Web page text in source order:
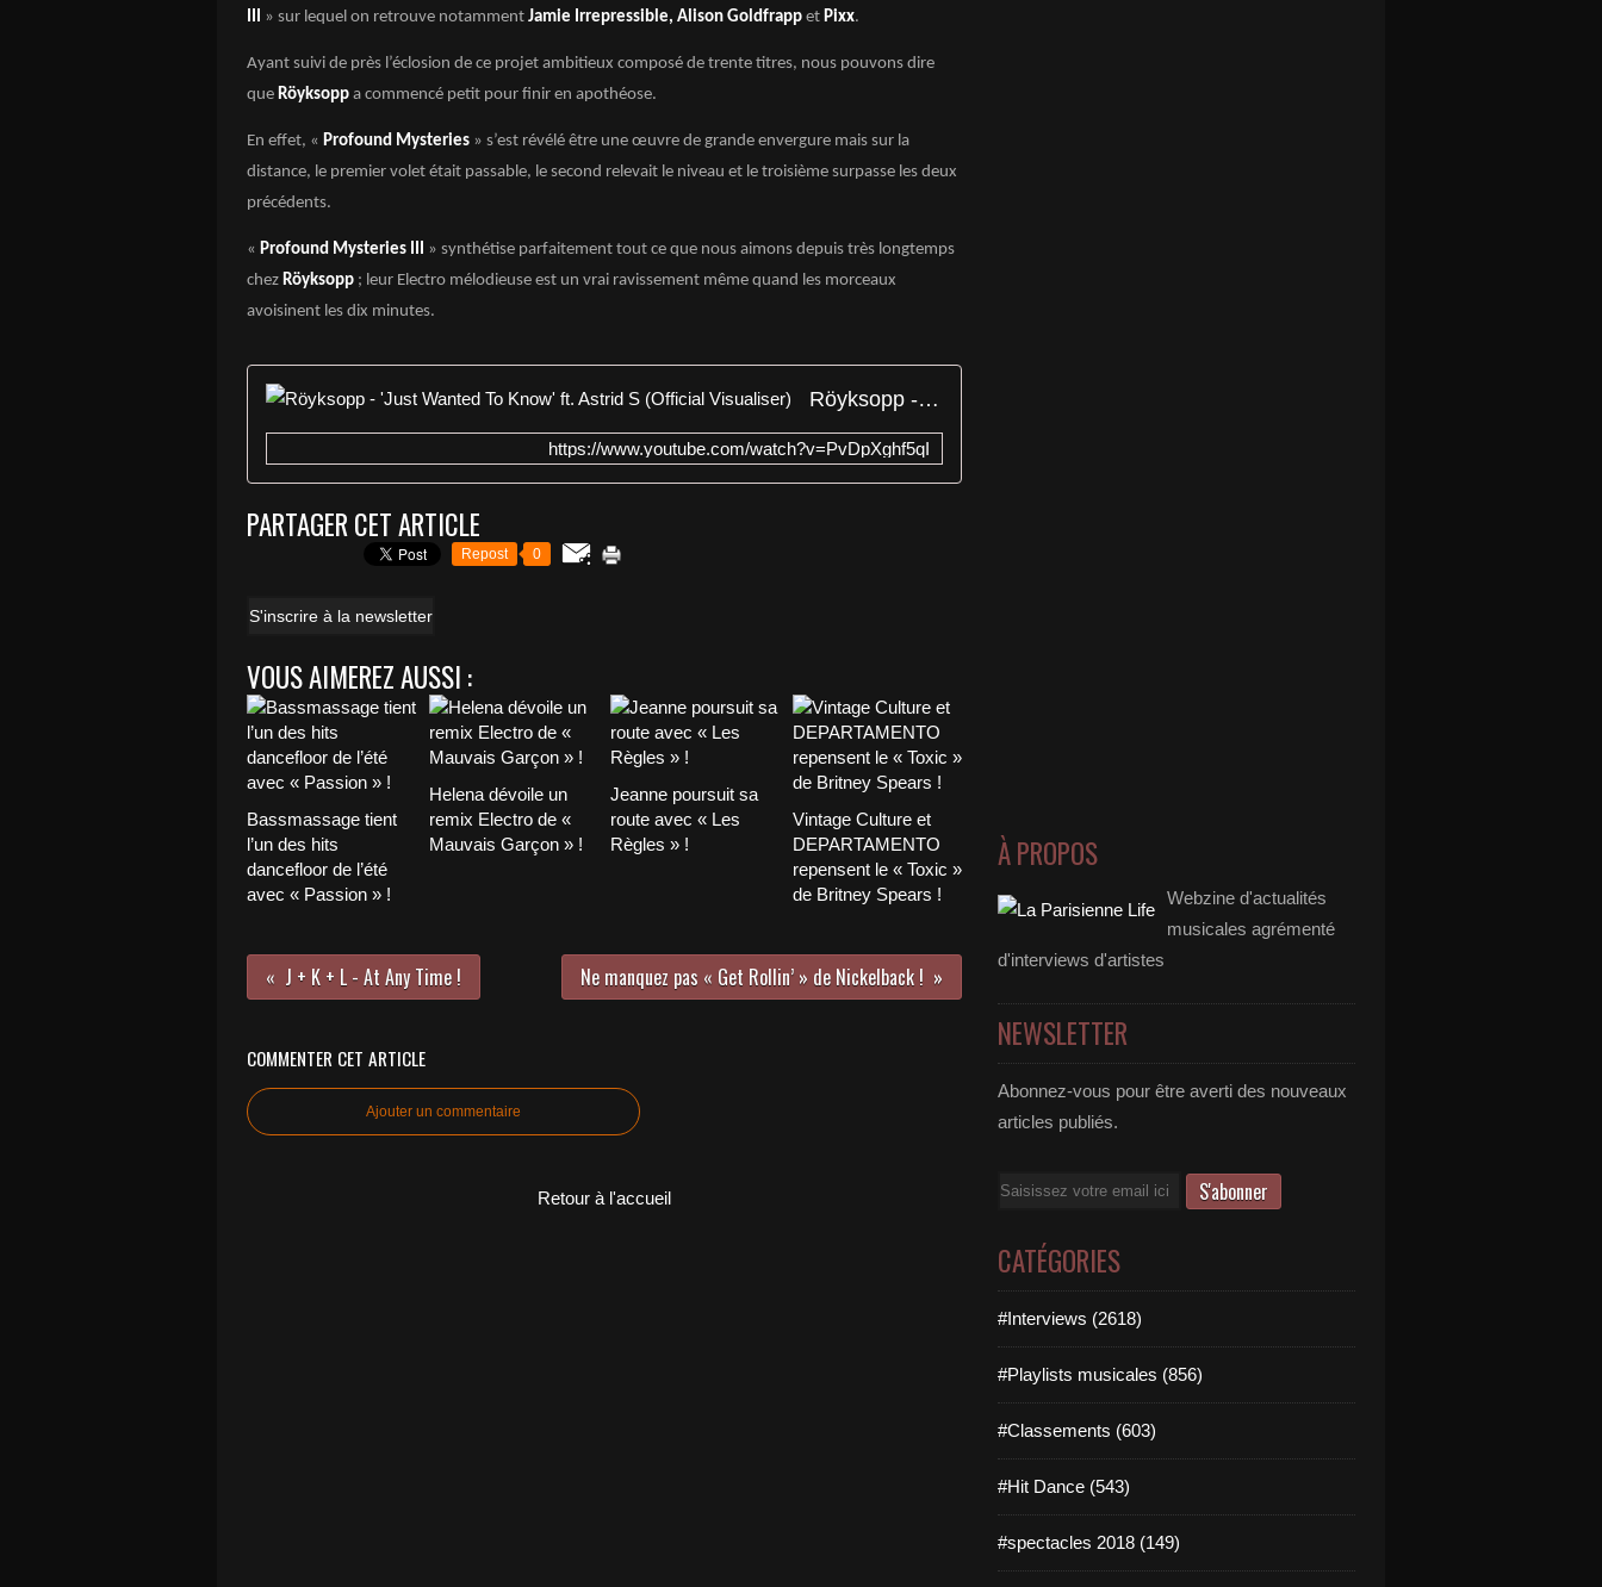
III » sur lequel on retrouve notamment Jamie Irrepressible, Alison Goldfrapp et Pixx.
Ayant suivi de près l’éclosion de ce projet ambitieux composé de trente titres, nous pouvons dire
que Röyksopp a commencé petit pour finir en apothéose.
En effet, « Profound Mysteries » s’est révélé être une œuvre de grande envergure mais sur la
distance, le premier volet était passable, le second relevait le niveau et le troisième surpasse les deux
précédents.
« Profound Mysteries III » synthétise parfaitement tout ce que nous aimons depuis très longtemps
chez Röyksopp ; leur Electro mélodieuse est un vrai ravissement même quand les morceaux
avoisinent les dix minutes.
Röyksopp - 'Just Wanted To Know' ft. Astrid S (Official Visualiser)
https://www.youtube.com/watch?v=PvDpXghf5qI
PARTAGER CET ARTICLE
Repost 0
S'inscrire à la newsletter
VOUS AIMEREZ AUSSI :
Bassmassage tient
l’un des hits
dancefloor de l’été
avec « Passion » !
Helena dévoile un
remix Electro de «
Mauvais Garçon » !
Jeanne poursuit sa
route avec « Les
Règles » !
Vintage Culture et
DEPARTAMENTO
repensent le « Toxic »
de Britney Spears !
J + K + L - At Any Time ! Ne manquez pas « Get Rollin’ » de Nickelback !
COMMENTER CET ARTICLE
Ajouter un commentaire
Retour à l'accueil
À PROPOS
Webzine d'actualités
musicales agrémenté
d'interviews d'artistes
NEWSLETTER
Abonnez-vous pour être averti des nouveaux
articles publiés.
Email
CATÉGORIES
#Interviews (2618)
#Playlists musicales (856)
#Classements (603)
#Hit Dance (543)
#spectacles 2018 (149)